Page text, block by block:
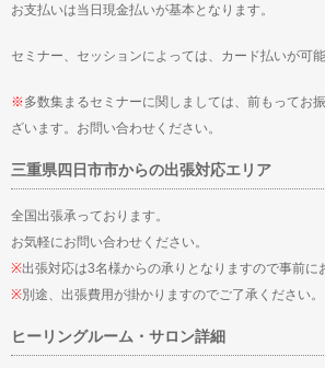
お支払いは当日現金払いが基本となります。
セミナー、セッションによっては、カード払いが可
※多数集まるセミナーに関しましては、前もってお
ざいます。お問い合わせください。
三重県四日市市からの出張対応エリア
全国出張承っております。
お気軽にお問い合わせください。
※出張対応は3名様からの承りとなりますので事前に
※別途、出張費用が掛かりますのでご了承ください。
ヒーリングルーム・サロン詳細